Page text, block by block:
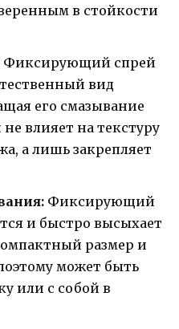
в стойкости
Фиксирующий спрей
вид
его смазывание
влияет на текстуру
а лишь закрепляет
Фиксирующий
и быстро высыхает
размер и
может быть
или с собой в